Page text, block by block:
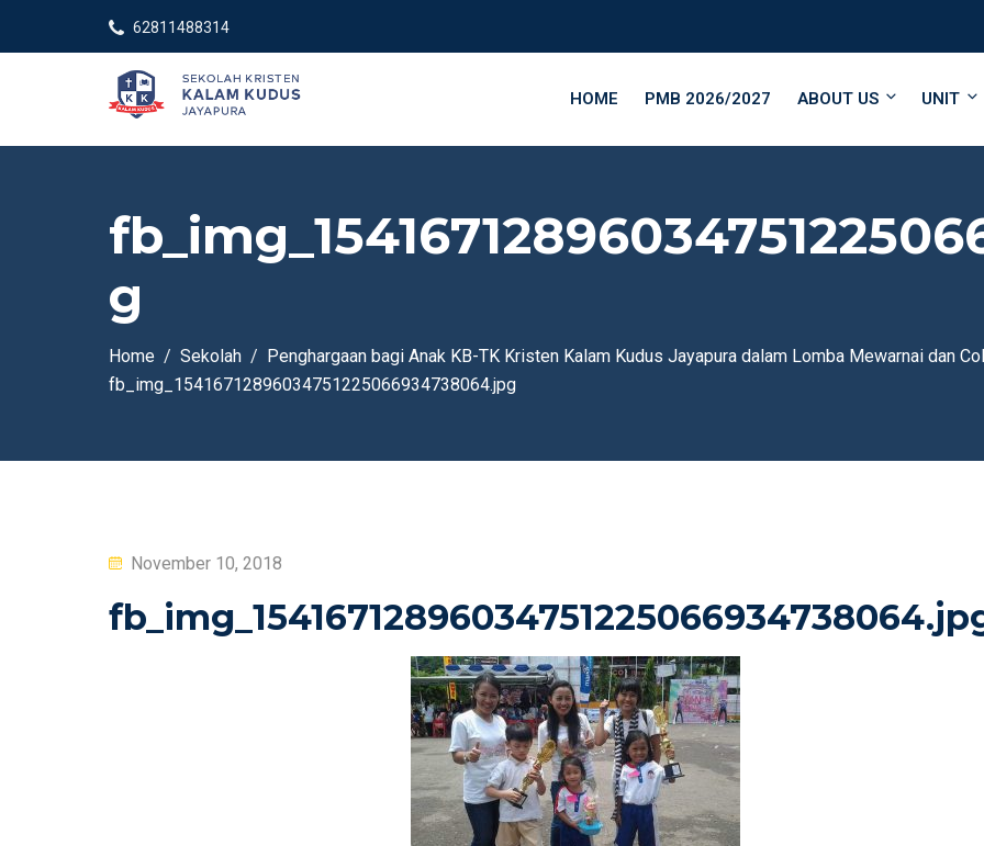
62811488314
HOME PMB 2026/2027 ABOUT US UNIT
g
Home Sekolah
Penghargaan bagi Anak KB-TK Kristen Kalam Kudus Jayapura dalam Lomba Mewarnai dan
fb_img_15416712896034751225066934738064.jpg
Posted
November 10, 2018